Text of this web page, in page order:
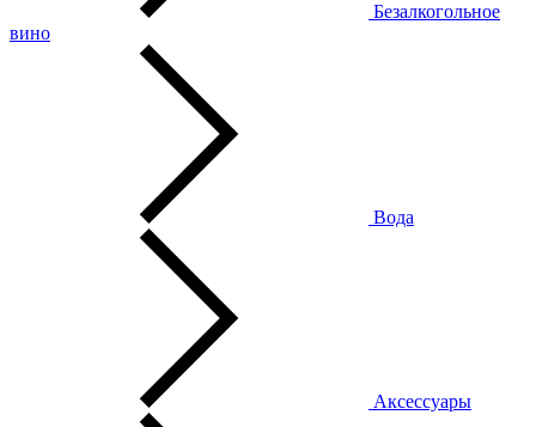
Безалкогольное
вино
Вода
Аксессуары